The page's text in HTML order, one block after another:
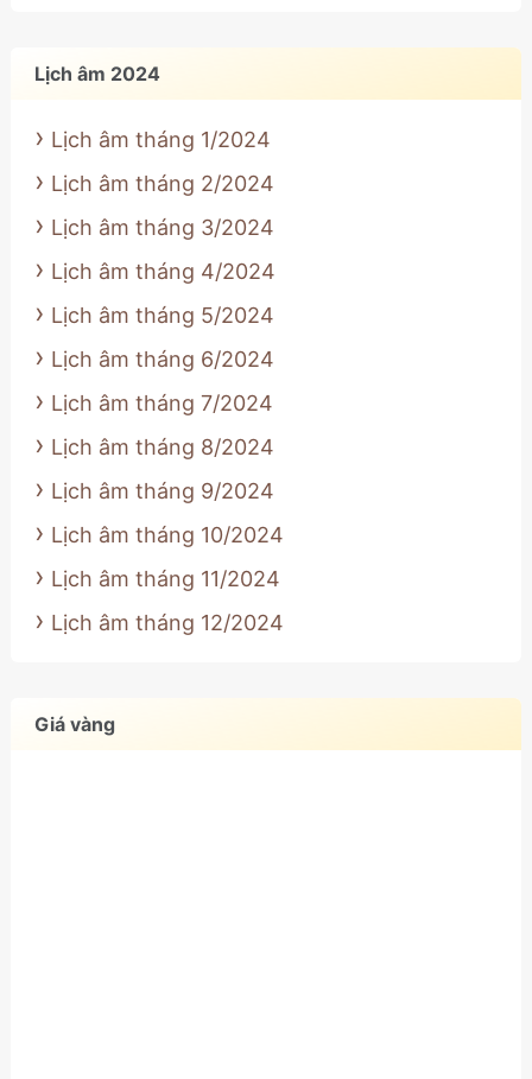
Lịch âm 2024
Lịch âm tháng 1/2024
Lịch âm tháng 2/2024
Lịch âm tháng 3/2024
Lịch âm tháng 4/2024
Lịch âm tháng 5/2024
Lịch âm tháng 6/2024
Lịch âm tháng 7/2024
Lịch âm tháng 8/2024
Lịch âm tháng 9/2024
Lịch âm tháng 10/2024
Lịch âm tháng 11/2024
Lịch âm tháng 12/2024
Giá vàng